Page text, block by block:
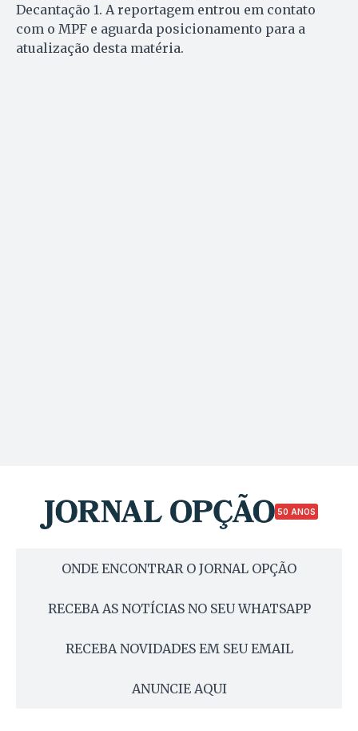
Decantação 1. A reportagem entrou em contato
com o MPF e aguarda posicionamento para a
atualização desta matéria.
50 ANOS
ONDE ENCONTRAR O JORNAL OPÇÃO
RECEBA AS NOTÍCIAS NO SEU WHATSAPP
RECEBA NOVIDADES EM SEU EMAIL
ANUNCIE AQUI